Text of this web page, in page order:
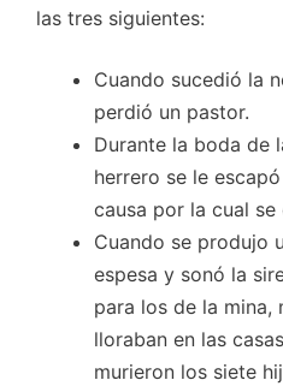
las tres siguientes:
Cuando sucedió la
perdió un pastor.
Durante la boda de
herrero se le
causa por la cual se
Cuando se produjo
espesa y sonó la
para los de la mina,
lloraban en las
murieron los siete